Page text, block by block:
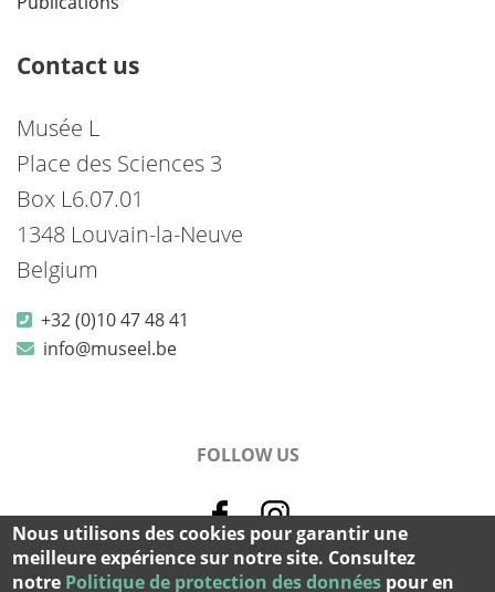
Contact us
Musée L
Place des Sciences 3
Box L6.07.01
1348 Louvain-la-Neuve
Belgium
+32 (0)10 47 48 41
info@museel.be
FOLLOW US
Nous utilisons des cookies pour garantir une
meilleure expérience sur notre site. Consultez
notre Politique de protection des données pour en